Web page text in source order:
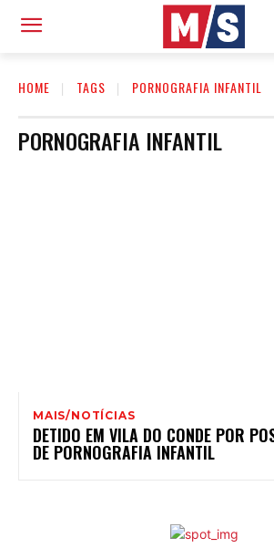
HOME TAGS PORNOGRAFIA INFANTIL
PORNOGRAFIA INFANTIL
MAIS/NOTÍCIAS
DETIDO EM VILA DO CONDE POR
DE PORNOGRAFIA INFANTIL